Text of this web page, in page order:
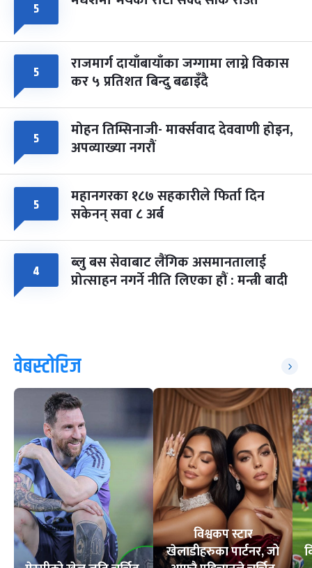
५
५ राजमार्ग दायाँबायाँका जग्गामा लाग्ने विकास
कर ५ प्रतिशत बिन्दु बढाइँदै
५ मोहन तिम्सिनाजी- मार्क्सवाद देववाणी होइन,
अपव्याख्या नगरौं
५ महानगरका १८७ सहकारीले फिर्ता दिन
सकेनन् सवा ८ अर्ब
४ ब्लु बस सेवाबाट लैंगिक असमानतालाई
प्रोत्साहन नगर्ने नीति लिएका हौं : मन्त्री बादी
वेबस्टोरिज
विश्वकप स्टार
खेलाडीहरुका पार्टनर, जो